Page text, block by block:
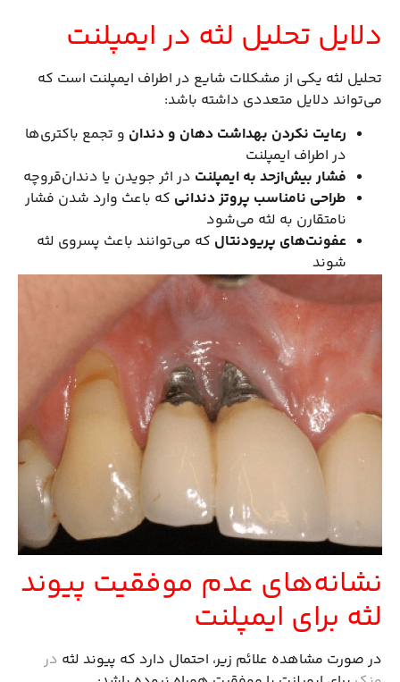
دلایل تحلیل لثه در ایمپلنت
تحلیل لثه یکی از مشکلات شایع در اطراف ایمپلنت است که
می‌تواند دلایل متعددی داشته باشد:
رعایت نکردن بهداشت دهان و دندان و تجمع باکتری‌ها
در اطراف ایمپلنت
فشار بیش‌ازحد به ایمپلنت در اثر جویدن یا دندان‌قروچه
طراحی نامناسب پروتز دندانی که باعث وارد شدن فشار
نامتقارن به لثه می‌شود
عفونت‌های پریودنتال که می‌توانند باعث پسروی لثه
شوند
نشانه‌های عدم موفقیت پیوند
لثه برای ایمپلنت
در صورت مشاهده علائم زیر، احتمال دارد که پیوند لثه در